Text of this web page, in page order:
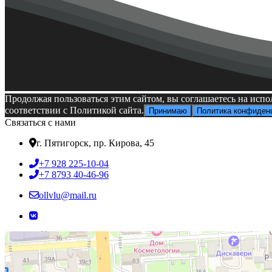
Продолжая пользоваться этим сайтом, вы соглашаетесь на
соответствии с Политикой сайта.
Принимаю Политика
Связаться с нами
г. Пятигорск, пр. Кирова, 45
+7 928 225-10-04
+7 8793 40-46-96
ollvlu@mail.ru